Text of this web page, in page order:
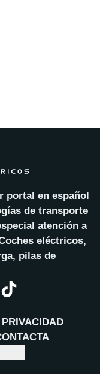
portal en español
de transporte
atención a
eléctricos,
pilas de